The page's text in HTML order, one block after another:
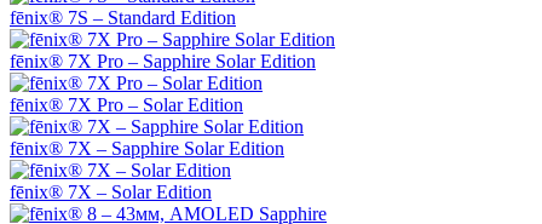
fēnix® 7S – Standard Edition
fēnix® 7X Pro – Sapphire Solar Edition
fēnix® 7X Pro – Solar Edition
fēnix® 7X – Sapphire Solar Edition
fēnix® 7X – Solar Edition